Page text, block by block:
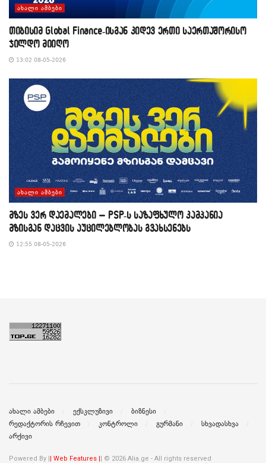
ᲐᲮᲐᲚᲘ ᲐᲛᲑᲔᲑᲘ
თიბისიმ Global Finance-ისგან კიდევ ერთი საერთაშორისო
ჯილდო მიიღო
13:02 08-05-2026
ᲐᲮᲐᲚᲘ ᲐᲛᲑᲔᲑᲘ
მზეს ვერ დაემალები – PSP-ს საზაფხულო კამპანია
მზისგან დაცვის აუცილებლობას გვახსენებს
12:55 08-05-2026
ახალი ამბები ექსკლუზივი
ბიზნესი
რედაქტორის რჩევით
კონტროლი გურმანი
სხვადასხვა
არქივი
Powered By || Web Features || © 2026 Alia.ge - All rights reserved